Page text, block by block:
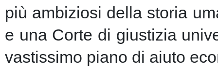
più ambiziosi della storia
e una Corte di giustizia
vastissimo piano di aiuto